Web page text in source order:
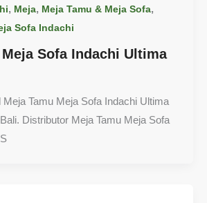
, Meja, Meja Tamu & Meja Sofa,
Sofa Indachi
Meja Sofa Indachi Ultima
Meja Tamu Meja Sofa Indachi Ultima
Distributor Meja Tamu Meja Sofa